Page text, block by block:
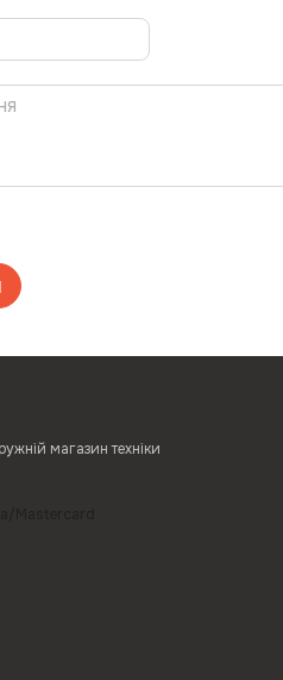
магазин техніки